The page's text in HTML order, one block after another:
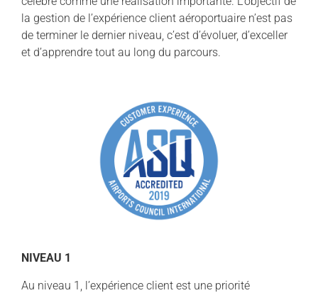
la gestion de l’expérience client aéroportuaire n’est pas
de terminer le dernier niveau, c’est d’évoluer, d’exceller
et d’apprendre tout au long du parcours.
NIVEAU 1
Au niveau 1, l’expérience client est une priorité